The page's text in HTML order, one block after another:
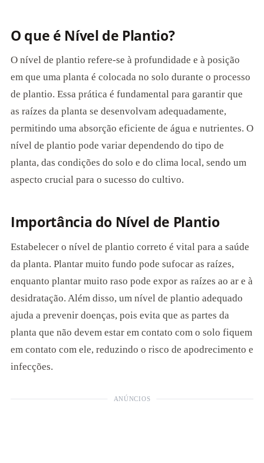
O que é Nível de Plantio?
O nível de plantio refere-se à profundidade e à posição
em que uma planta é colocada no solo durante o processo
de plantio. Essa prática é fundamental para garantir que
as raízes da planta se desenvolvam adequadamente,
permitindo uma absorção eficiente de água e nutrientes. O
nível de plantio pode variar dependendo do tipo de
planta, das condições do solo e do clima local, sendo um
aspecto crucial para o sucesso do cultivo.
Importância do Nível de Plantio
Estabelecer o nível de plantio correto é vital para a saúde
da planta. Plantar muito fundo pode sufocar as raízes,
enquanto plantar muito raso pode expor as raízes ao ar e à
desidratação. Além disso, um nível de plantio adequado
ajuda a prevenir doenças, pois evita que as partes da
planta que não devem estar em contato com o solo fiquem
em contato com ele, reduzindo o risco de apodrecimento e
infecções.
ANÚNCIOS